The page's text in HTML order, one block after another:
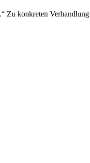
Zu konkreten